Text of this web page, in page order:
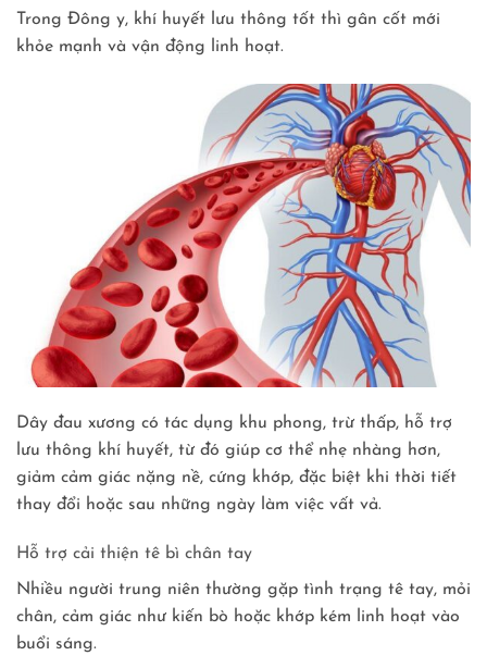
Trong Đông y, khí huyết lưu thông tốt thì gân cốt mới
khỏe mạnh và vận động linh hoạt.
Dây đau xương có tác dụng khu phong, trừ thấp, hỗ trợ
lưu thông khí huyết, từ đó giúp cơ thể nhẹ nhàng hơn,
giảm cảm giác nặng nề, cứng khớp, đặc biệt khi thời tiết
thay đổi hoặc sau những ngày làm việc vất vả.
Hỗ trợ cải thiện tê bì chân tay
Nhiều người trung niên thường gặp tình trạng tê tay, mỏi
chân, cảm giác như kiến bò hoặc khớp kém linh hoạt vào
buổi sáng.